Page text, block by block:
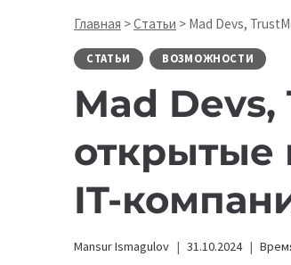
Главная >Статьи > Mad Devs,
СТАТЬИ ВОЗМОЖНОСТИ
Mad
открытые
IT-
Mansur Ismagulov 31.10.2024